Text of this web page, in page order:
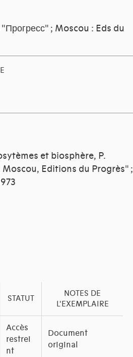
; Moscou : Eds du
et biosphère, P.
Editions du Progrès" ;
STATUT
NOTES DE
L'EXEMPLAIRE
Accès
restrei
nt
Document
original